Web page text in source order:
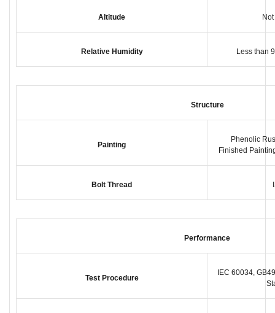
Altitude
Relative Humidity Less than
Structure
Painting
Phenolic
Finished
Bolt Thread
Performance
Test Procedure
IEC 60034,